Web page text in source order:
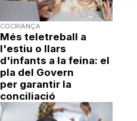
COCRIANÇA
Més teletreball a
l'estiu o llars
d'infants a la feina: el
pla del Govern
per garantir la
conciliació